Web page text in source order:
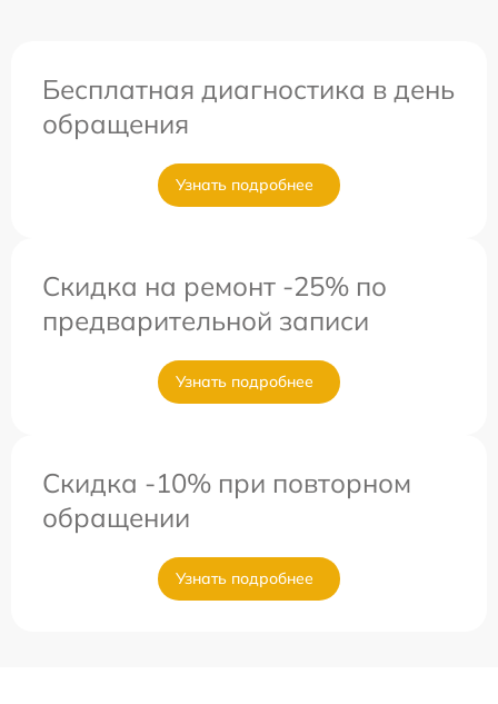
Бесплатная диагностика в день
обращения
Узнать подробнее
Скидка на ремонт -25% по
предварительной записи
Узнать подробнее
Скидка -10% при повторном
обращении
Узнать подробнее